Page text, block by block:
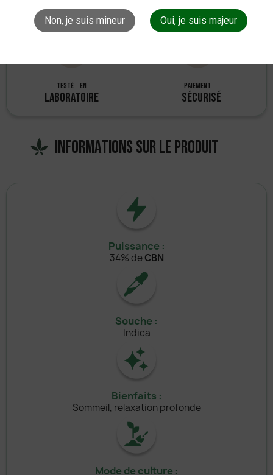
Non, je suis mineur Oui, je suis majeur
LE JOUR MÊME DISPONIBLE 24/7
TESTÉ EN
LABORATOIRE
Paiement
SÉCURISÉ
Informations sur le produit
Puissance :
34% deCBN
Souche :
Indica
Bienfaits :
Sommeil, relaxation profonde
Mode de culture :